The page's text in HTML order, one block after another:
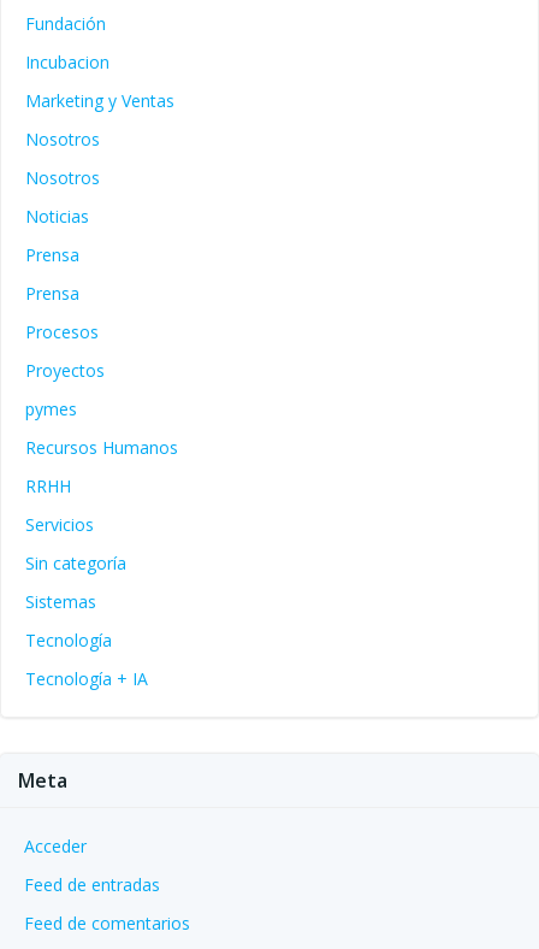
Fundación
Incubacion
Marketing y Ventas
Nosotros
Nosotros
Noticias
Prensa
Prensa
Procesos
Proyectos
pymes
Recursos Humanos
RRHH
Servicios
Sin categoría
Sistemas
Tecnología
Tecnología + IA
Meta
Acceder
Feed de entradas
Feed de comentarios